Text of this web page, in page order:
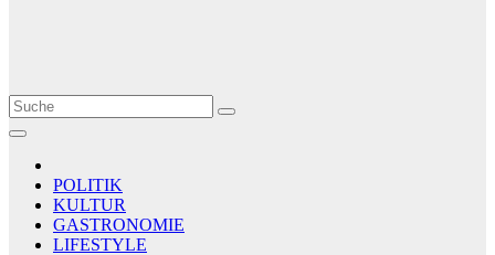
Le Matin
AGENCE DE PRESSE
POLITIK
KULTUR
GASTRONOMIE
LIFESTYLE